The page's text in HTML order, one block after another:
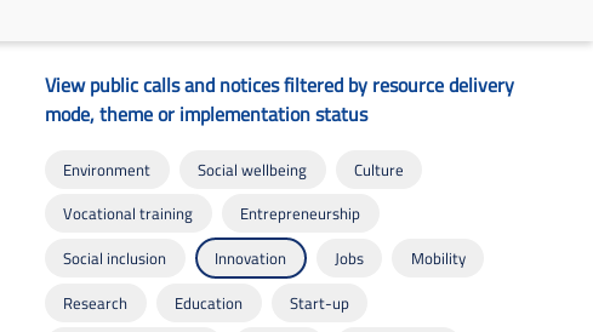
View public calls and notices filtered by resource delivery
mode, theme or implementation status
Environment Social wellbeing
Culture
Vocational training
Entrepreneurship
Social inclusion
Innovation Jobs
Mobility
Research
Education
Start-up